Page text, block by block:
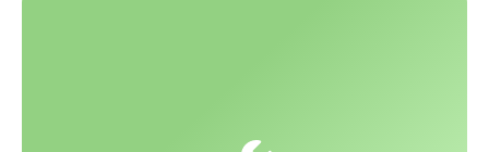
Sie möchten Ihr gesamtes Haus oder Ihre ganze